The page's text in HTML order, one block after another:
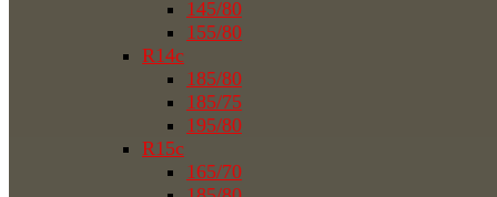
145/80
155/80
R14c
185/80
185/75
195/80
R15c
165/70